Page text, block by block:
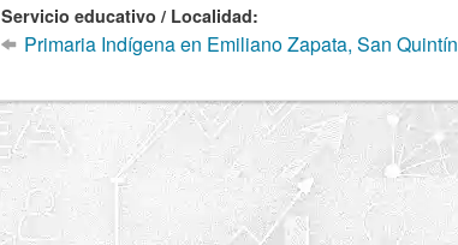
Servicio educativo / Localidad:
Primaria Indígena en Emiliano Zapata, San Quintín